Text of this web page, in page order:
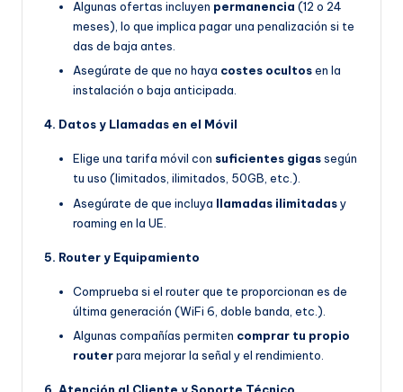
Algunas ofertas incluyen permanencia (12 o 24
meses), lo que implica pagar una penalización si te
das de baja antes.
Asegúrate de que no haya costes ocultosen la
instalación o baja anticipada.
4. Datos y Llamadas en el Móvil
Elige una tarifa móvil con suficientes gigassegún
tu uso (limitados, ilimitados, 50GB, etc.).
Asegúrate de que incluya llamadas ilimitadasy
roaming en la UE.
5. Router y Equipamiento
Comprueba si el router que te proporcionan es de
última generación (WiFi 6, doble banda, etc.).
Algunas compañías permiten comprar tu propio
routerpara mejorar la señal y el rendimiento.
6. Atención al Cliente y Soporte Técnico